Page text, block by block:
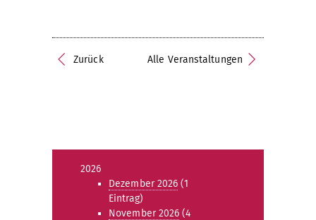
Zurück Alle Veranstaltungen
2026
Dezember 2026 (1
Eintrag)
November 2026 (4